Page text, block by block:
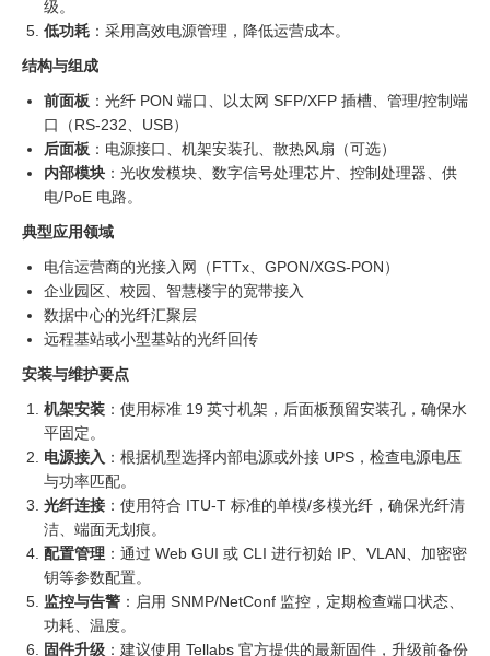
级。
低功耗 ：采用高效电源管理，降低运营成本。
结构与组成
前面板 ：光纤 PON 端口、以太网 SFP/XFP 插槽、管理/控制端
口（RS‑232、USB）
后面板 ：电源接口、机架安装孔、散热风扇（可选）
内部模块 ：光收发模块、数字信号处理芯片、控制处理器、供
电/PoE 电路。
典型应用领域
电信运营商的光接入网（FTTx、GPON/XGS‑PON）
企业园区、校园、智慧楼宇的宽带接入
数据中心的光纤汇聚层
远程基站或小型基站的光纤回传
安装与维护要点
机架安装 ：使用标准 19 英寸机架，后面板预留安装孔，确保水
平固定。
电源接入 ：根据机型选择内部电源或外接 UPS，检查电源电压
与功率匹配。
光纤连接 ：使用符合 ITU‑T 标准的单模/多模光纤，确保光纤清
洁、端面无划痕。
配置管理 ：通过 Web GUI 或 CLI 进行初始 IP、VLAN、加密密
钥等参数配置。
监控与告警 ：启用 SNMP/NetConf 监控，定期检查端口状态、
功耗、温度。
固件升级 ：建议使用 Tellabs 官方提供的最新固件，升级前备份